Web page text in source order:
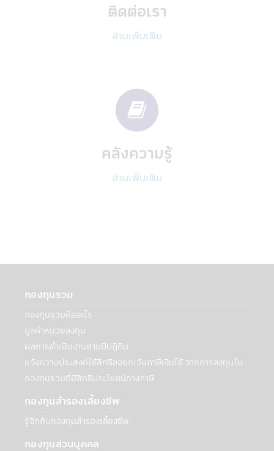
การจัดส่งเอกสาร, ผู้ให้บริการด้านระบบ IT ผู้
รวมถึงผู้เชี่ยวชาญในด้านต่างๆ, การจัดส่ง
• บุคคลที่ได้รับการแต่งตั้งให้ทำหน้าที่แทนท่าน
• ผู้เชี่ยวชาญด้านต่างๆ ที่ได้รับมอบหมายจา
กบริษัทฯเพื่อช่วยการบริการจัดการเงินลงทุน
• เมื่อต้องเปิดเผยตามที่กฎหมายกำหนด เช่น
กรมสรรพากร, ผู้ควบคุมกฎระเบียบ เช่น
สำนักงานคณะกรรมการหลักทรัพย์และ
ตลาดหลักทรัพย์ (กลต.)
Synchrony ที่เกี่ยวข้องกับบัญชีธนาคารของ
หรือเข้าบัญชีของเท่าน สถาบันการเงินเหล่านี้
เสนอผลิตภัณฑ์ที่เกี่ยวข้องกับบริษัทเท่านั้น
• การจัดทำข้อมูลสถิติที่รวบรวมไว้กับบุคคล
ภายนอก รวมถึงธุรกิจอื่นๆ และประชาชนทั่วไป
เกี่ยวกับวิธีการ เวลา และเหตุผลที่ผู้ใช้ไปที่
เว็บไซต์และใช้บริการของบริษัทฯ ข้อมูลนี้จะไม่
ระบุตัวตนของท่านหรือให้ข้อมูลเกี่ยวกับการใช้
เว็บไซต์หรือบริการของท่าน ทั้งนี้บริษัทฯจะไม่
เปิดเผยข้อมูลส่วนบุคคลของท่านกับบุคคล
ภายนอกเพื่อวัตถุประสงค์ด้านการตลาดโดย
ปราศจากความยินยอมของท่าน
ติดต่อเรา
อ่านเพิ่มเติม
คลังความรู้
อ่านเพิ่มเติม
กองทุนรวม
กองทุนรวมคืออะไร
มูลค่าหน่วยลงทุน
ผลการดำเนินงานตามปีปฏิทิน
แจ้งความประสงค์ใช้สิทธิขอยกเว้นภาษีเงินได้ จากการลงทุนใน
กองทุนรวมที่มีสิทธิประโยชน์ทางภาษี
กองทุนสำรองเลี้ยงชีพ
รู้จักกับกองทุนสำรองเลี้ยงชีพ
กองทุนส่วนบุคคล